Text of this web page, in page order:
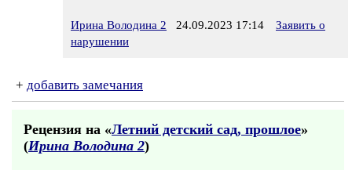
Ирина Володина 2 24.09.2023 17:14
Заявить о
нарушении
+ добавить замечания
Рецензия на «Летний детский сад, прошлое»
(Ирина Володина 2)